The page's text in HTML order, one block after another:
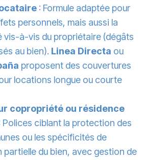
: Formule adaptée pour
personnels, mais aussi la
vis-à-vis du propriétaire (dégâts
au bien). Linea Directa ou
proposent des couvertures
locations longue ou courte
copropriété ou résidence
Polices ciblant la protection des
ou les spécificités de
partielle du bien, avec gestion de